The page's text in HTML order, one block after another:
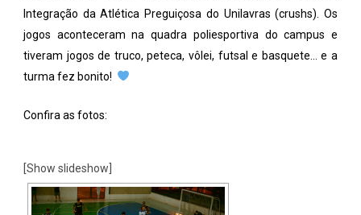
Integração da Atlética Preguiçosa do Unilavras (crushs). Os
jogos aconteceram na quadra poliesportiva do campus e
tiveram jogos de truco, peteca, vôlei, futsal e basquete… e a
turma fez bonito!
Confira as fotos:
[Show slideshow]